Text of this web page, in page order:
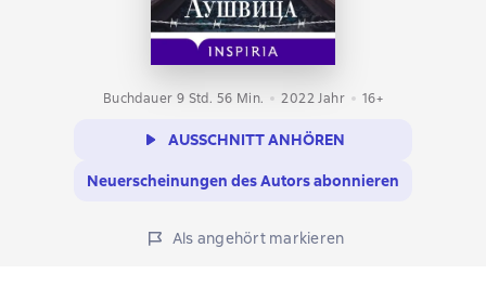
Buchdauer 9 Std. 56 Min. 2022 Jahr 16+
AUSSCHNITT ANHÖREN
Neuerscheinungen des Autors abonnieren
Als angehört markieren